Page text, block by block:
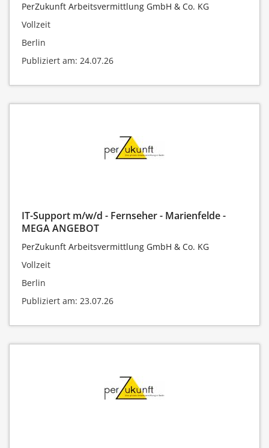
PerZukunft Arbeitsvermittlung GmbH & Co. KG
Vollzeit
Berlin
Publiziert am: 24.07.26
IT-Support m/w/d - Fernseher - Marienfelde -
MEGA ANGEBOT
PerZukunft Arbeitsvermittlung GmbH & Co. KG
Vollzeit
Berlin
Publiziert am: 23.07.26